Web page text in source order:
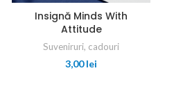
Insignă Minds With
Attitude
Suveniruri, cadouri
3,00lei